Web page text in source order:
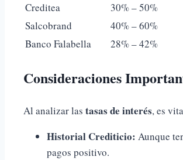
Creditea
30% – 50%
Salcobrand
40% – 60%
Banco Falabella
28% – 42%
Consideraciones
Al analizar las tasas de interés, es
Historial Crediticio: Aunque
pagos positivo.